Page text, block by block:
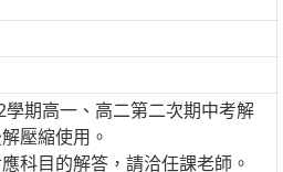
學期高一、高二第二次期中考解
壓縮使用。
科目的解答，請洽任課老師。